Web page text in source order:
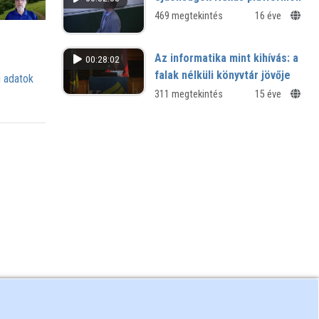
adatok
469 megtekintés 16 éve
00:28:02
Az informatika mint kihívás: a
falak nélküli könyvtár jövője
311 megtekintés 15 éve